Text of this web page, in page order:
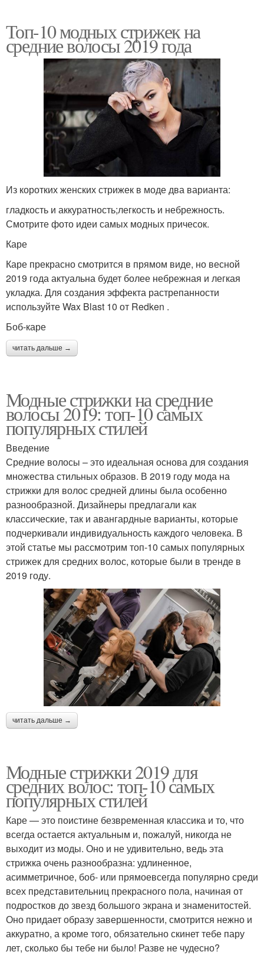
Топ-10 модных стрижек на
средние волосы 2019 года
Из коротких женских стрижек в моде два варианта:
гладкость и аккуратность;легкость и небрежность.
Смотрите фото идеи самых модных причесок.
Каре
Каре прекрасно смотрится в прямом виде, но весной
2019 года актуальна будет более небрежная и легкая
укладка. Для создания эффекта растрепанности
используйте Wax Blast 10 от Redken .
Боб-каре
читать дальше →
Модные стрижки на средние
волосы 2019: топ-10 самых
популярных стилей
Введение
Средние волосы – это идеальная основа для создания
множества стильных образов. В 2019 году мода на
стрижки для волос средней длины была особенно
разнообразной. Дизайнеры предлагали как
классические, так и авангардные варианты, которые
подчеркивали индивидуальность каждого человека. В
этой статье мы рассмотрим топ-10 самых популярных
стрижек для средних волос, которые были в тренде в
2019 году.
читать дальше →
Модные стрижки 2019 для
средних волос: топ-10 самых
популярных стилей
Каре — это поистине безвременная классика и то, что
всегда остается актуальным и, пожалуй, никогда не
выходит из моды. Оно и не удивительно, ведь эта
стрижка очень разнообразна: удлиненное,
асимметричное, боб- или прямоевсегда популярно среди
всех представительниц прекрасного пола, начиная от
подростков до звезд большого экрана и знаменитостей.
Оно придает образу завершенности, смотрится нежно и
аккуратно, а кроме того, обязательно скинет тебе пару
лет, сколько бы тебе ни было! Разве не чудесно?